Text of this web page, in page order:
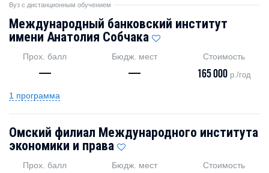
Вуз с дистанционным обучением
Международный банковский институт
имени Анатолия Собчака
Прох. балл
—
Бюдж. мест
—
Стоимость
165 000 р./год
1 программа
Омский филиал Международного института
экономики и права
Прох. балл Бюдж. мест Стоимость